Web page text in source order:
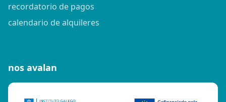
recordatorio de pagos
calendario de alquileres
nos avalan